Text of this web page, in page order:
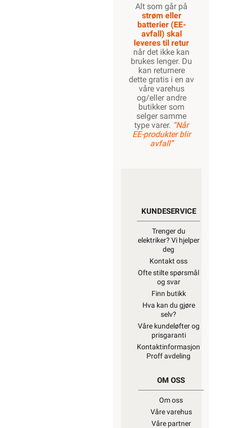
1500W
1600W
1700W
Alt som går på
strøm eller
batterier (EE-
avfall) skal
leveres til retur
når det ikke kan
brukes lenger. Du
kan returnere
dette gratis i en av
våre varehus
og/eller andre
butikker som
selger samme
type varer. “Når
EE-produkter blir
avfall”
KUNDESERVICE
Trenger du
elektriker? Vi hjelper
deg
Kontakt oss
Ofte stilte spørsmål
og svar
Finn butikk
Hva kan du gjøre
selv?
Våre kundeløfter og
prisgaranti
Kontaktinformasjon
Proff avdeling
OM OSS
Om oss
Våre varehus
Våre partner